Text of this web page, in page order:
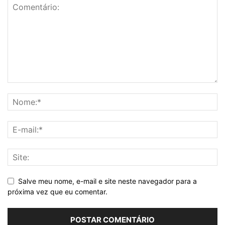
Salve meu nome, e-mail e site neste navegador para a
próxima vez que eu comentar.